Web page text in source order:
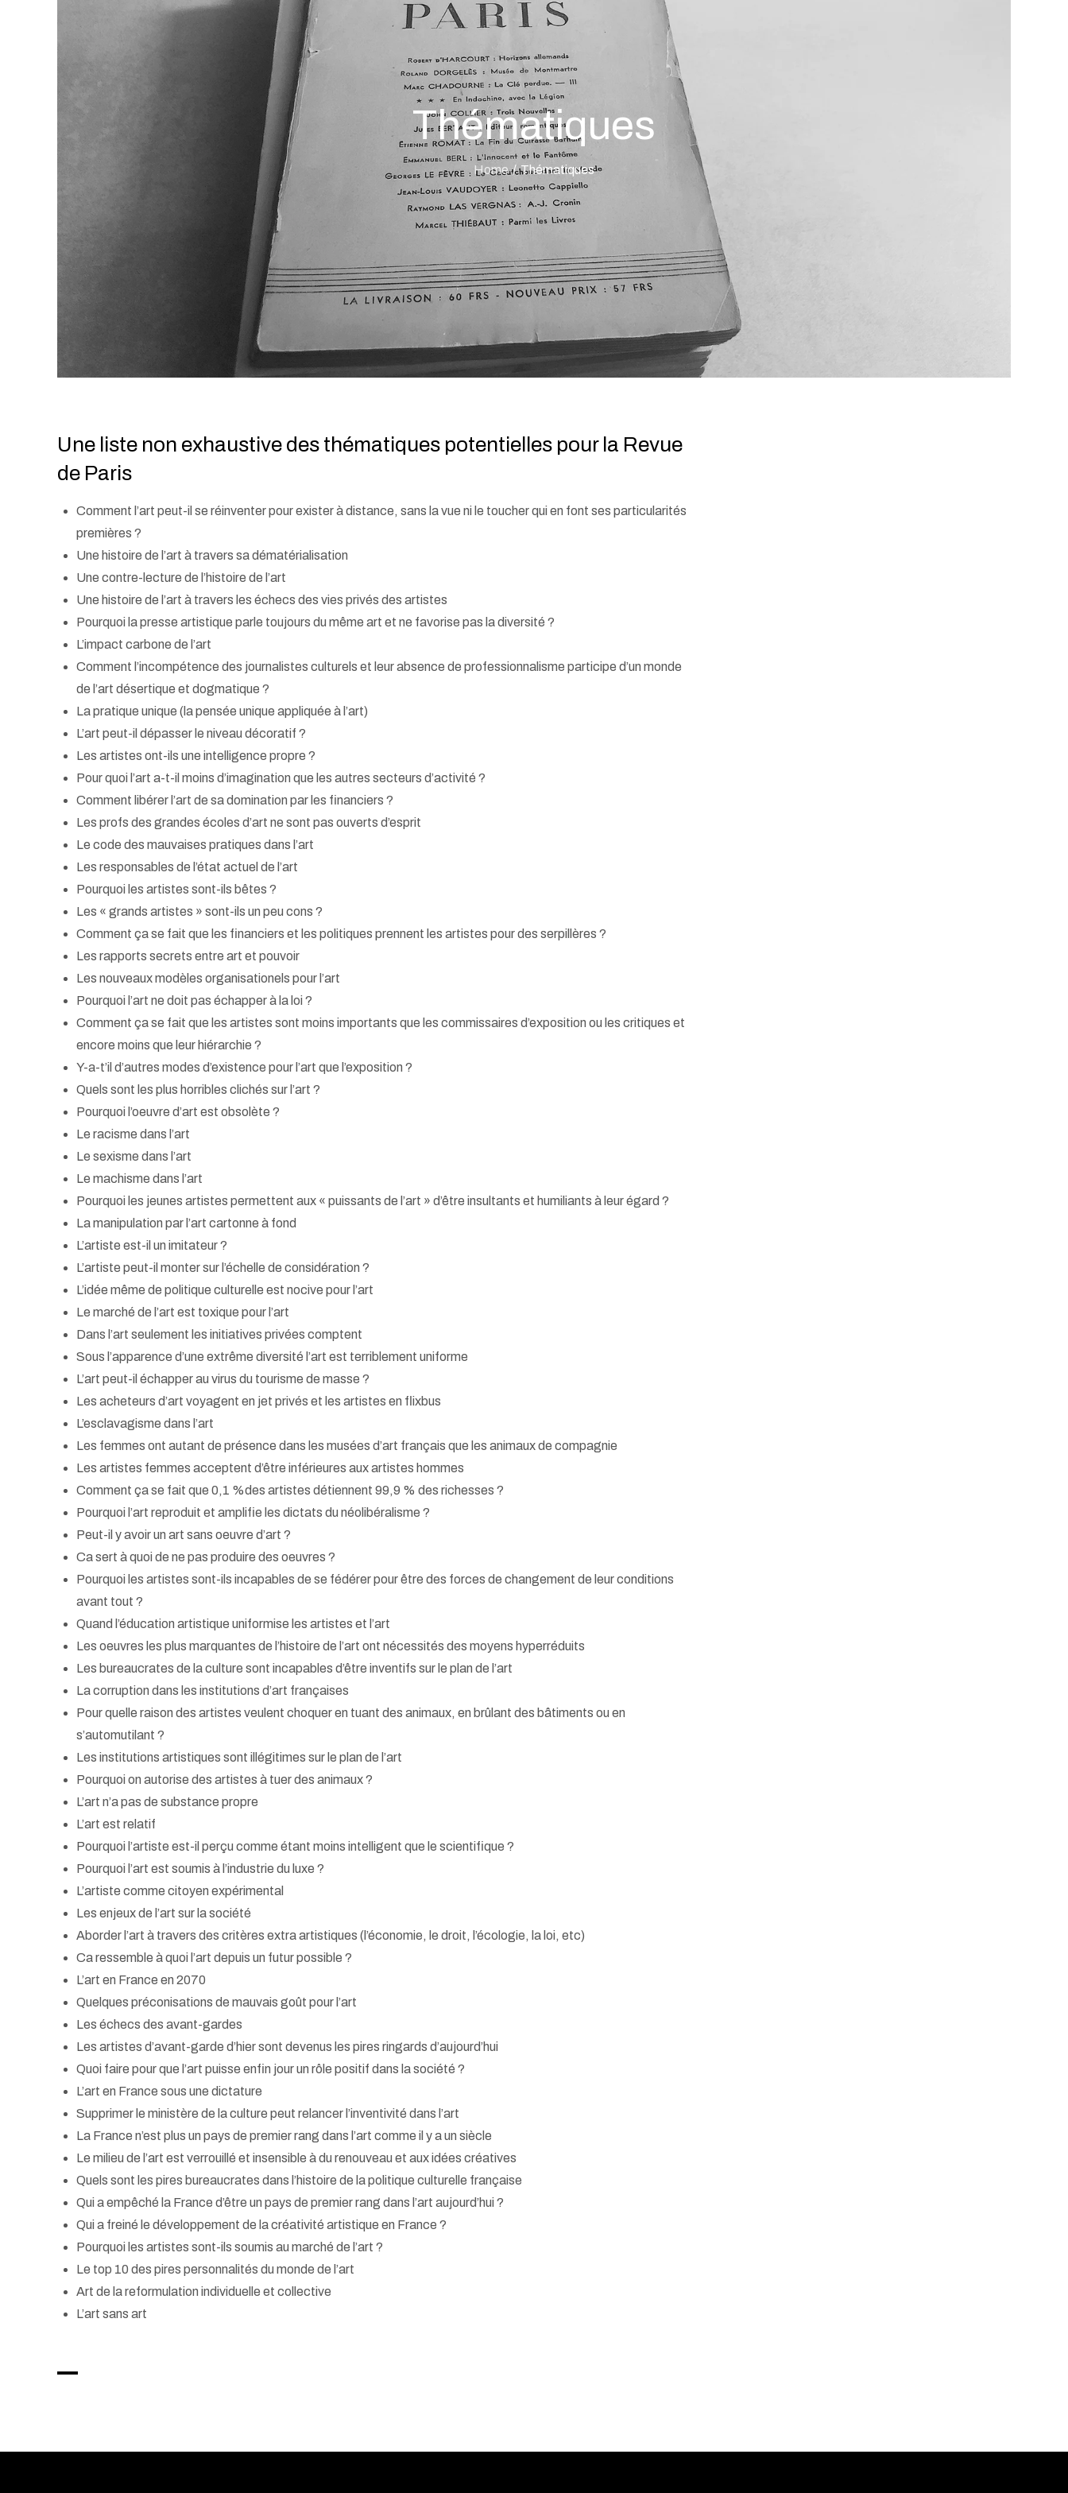
Thématiques
Home Thématiques
Une liste non exhaustive des thématiques potentielles pour la Revue
de Paris
Comment l’art peut-il se réinventer pour exister à distance, sans la vue ni le toucherqui en font ses particularités
premières ?
Une histoire de l’art à travers sa dématérialisation
Une contre-lecture de l’histoire de l’art
Une histoire de l’art à travers les échecs des vies privés des artistes
Pourquoi la presse artistique parle toujours du même art et ne favorise pas la diversité ?
L’impact carbone de l’art
Comment l’incompétence des journalistes culturels et leur absence de professionnalisme participe d’un monde
de l’art désertique et dogmatique ?
La pratique unique (la pensée unique appliquée à l’art)
L’art peut-il dépasser le niveau décoratif ?
Les artistes ont-ils une intelligence propre ?
Pour quoi l’art a-t-il moins d’imagination que les autres secteurs d’activité ?
Comment libérer l’art de sa domination par les financiers ?
Les profs des grandes écoles d’art ne sont pas ouverts d’esprit
Le code des mauvaises pratiques dans l’art
Les responsables de l’état actuel de l’art
Pourquoi les artistes sont-ils bêtes ?
Les « grands artistes » sont-ils un peu cons ?
Comment ça se fait que les financiers et les politiques prennent les artistes pour des serpillères ?
Les rapports secrets entre art et pouvoir
Les nouveaux modèles organisationels pour l’art
Pourquoi l’art ne doit pas échapper à la loi ?
Comment ça se fait que les artistes sont moins importants que les commissaires d’exposition ou les critiques et
encore moins que leur hiérarchie ?
Y-a-t’il d’autres modes d’existence pour l’art que l’exposition ?
Quels sont les plus horribles clichés sur l’art ?
Pourquoi l’oeuvre d’art est obsolète ?
Le racisme dans l’art
Le sexisme dans l’art
Le machisme dans l’art
Pourquoi les jeunes artistes permettent aux « puissants de l’art » d’être insultants et humiliants à leur égard ?
La manipulation par l’art cartonne à fond
L’artiste est-il un imitateur ?
L’artiste peut-il monter sur l’échelle de considération ?
L’idée même de politique culturelle est nocive pour l’art
Le marché de l’art est toxique pour l’art
Dans l’art seulement les initiatives privées comptent
Sous l’apparence d’une extrême diversité l’art est terriblement uniforme
L’art peut-il échapper au virus du tourisme de masse ?
Les acheteurs d’art voyagent en jet privés et les artistes en flixbus
L’esclavagisme dans l’art
Les femmes ont autant de présence dans les musées d’art français que les animaux de compagnie
Les artistes femmes acceptent d’être inférieures aux artistes hommes
Comment ça se fait que 0,1 %des artistes détiennent 99,9 % des richesses ?
Pourquoi l’art reproduit et amplifie les dictats du néolibéralisme ?
Peut-il y avoir un art sans oeuvre d’art ?
Ca sert à quoi de ne pas produire des oeuvres ?
Pourquoi les artistes sont-ils incapables de se fédérer pour être des forces de changement de leur conditions
avant tout ?
Quand l’éducation artistique uniformise les artistes et l’art
Les oeuvres les plus marquantes de l’histoire de l’art ont nécessités des moyens hyperréduits
Les bureaucrates de la culture sont incapables d’être inventifs sur le plan de l’art
La corruption dans les institutions d’art françaises
Pour quelle raison des artistes veulent choquer en tuant des animaux, en brûlant des bâtiments ou en
s’automutilant ?
Les institutions artistiques sont illégitimes sur le plan de l’art
Pourquoi on autorise des artistes à tuer des animaux ?
L’art n’a pas de substance propre
L’art est relatif
Pourquoi l’artiste est-il perçu comme étant moins intelligent que le scientifique ?
Pourquoi l’art est soumis à l’industrie du luxe ?
L’artiste comme citoyen expérimental
Les enjeux de l’art sur la société
Aborder l’art à travers des critères extra artistiques (l’économie, le droit, l’écologie, la loi, etc)
Ca ressemble à quoi l’art depuis un futur possible ?
L’art en France en 2070
Quelques préconisations de mauvais goût pour l’art
Les échecs des avant-gardes
Les artistes d’avant-garde d’hier sont devenus les pires ringards d’aujourd’hui
Quoi faire pour que l’art puisse enfin jour un rôle positif dans la société ?
L’art en France sous une dictature
Supprimer le ministère de la culture peut relancer l’inventivité dans l’art
La France n’est plus un pays de premier rang dans l’art comme il y a un siècle
Le milieu de l’art est verrouillé et insensible à du renouveau et aux idées créatives
Quels sont les pires bureaucrates dans l’histoire de la politique culturelle française
Qui a empêché la France d’être un pays de premier rang dans l’art aujourd’hui ?
Qui a freiné le développement de la créativité artistique en France ?
Pourquoi les artistes sont-ils soumis au marché de l’art ?
Le top 10 des pires personnalités du monde de l’art
Art de la reformulation individuelle et collective
L’art sans art
–